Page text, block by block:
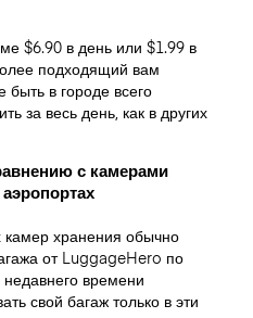
$6.90 в день или $1.99 в
подходящий вам
быть в городе всего
за весь день, как в других
с камерами
хранения обычно
от LuggageHero по
времени
свой багаж только в эти